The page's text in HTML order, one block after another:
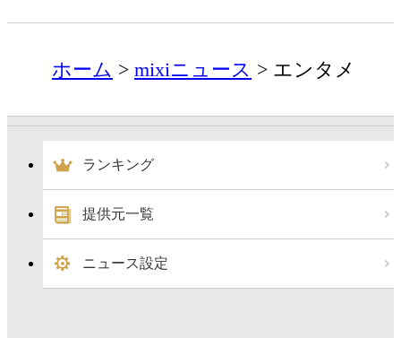
ホーム mixiニュース エンタメ
ランキング
提供元一覧
ニュース設定